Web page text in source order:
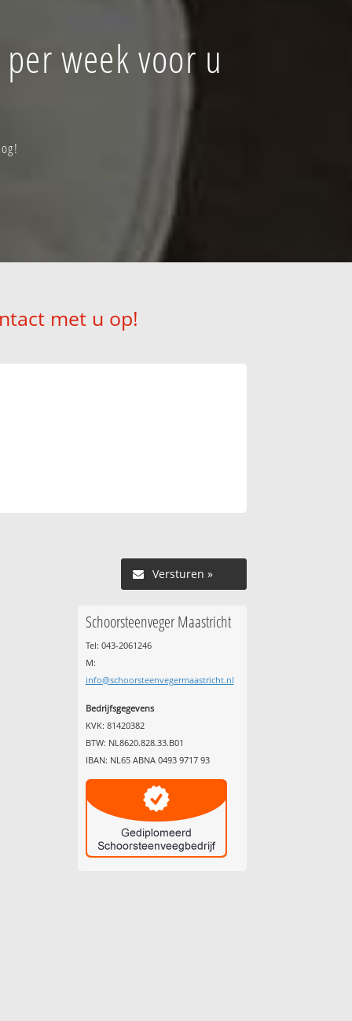
week voor u
met u op!
Versturen »
Schoorsteenveger Maastricht
Tel: 043-2061246
M:
info@schoorsteenvegermaastricht.nl
Bedrijfsgegevens
KVK: 81420382
BTW: NL8620.828.33.B01
IBAN: NL65 ABNA 0493 9717 93